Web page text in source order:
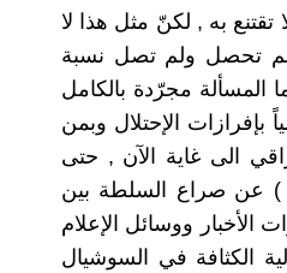
تقتنع به , لكنّ مثل هذا لا
لم تحصل ولم تصل نسبة
المسألة مجرّدة بالكامل
بإفرازات الإحتلال وبمن
الى غاية الآن , حتى
) عن صراع السلطة بين
الأخبار ووسائل الإعلام
الكثافة في السوشيال